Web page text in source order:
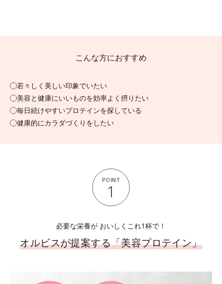
こんな方におすすめ
若々しく美しい印象でいたい
美容と健康にいいものを効率よく摂りたい
毎日続けやすいプロテインを探している
健康的にカラダづくりをしたい
POINT
1
必要な栄養が おいしくこれ1杯で！
オルビスが提案する「美容プロテイン」